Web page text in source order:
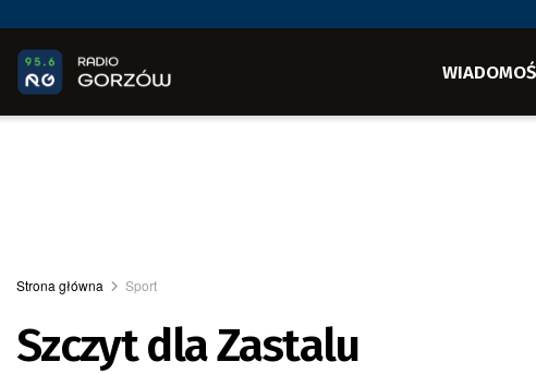
Strona główna Sport
Szczyt dla Zastalu